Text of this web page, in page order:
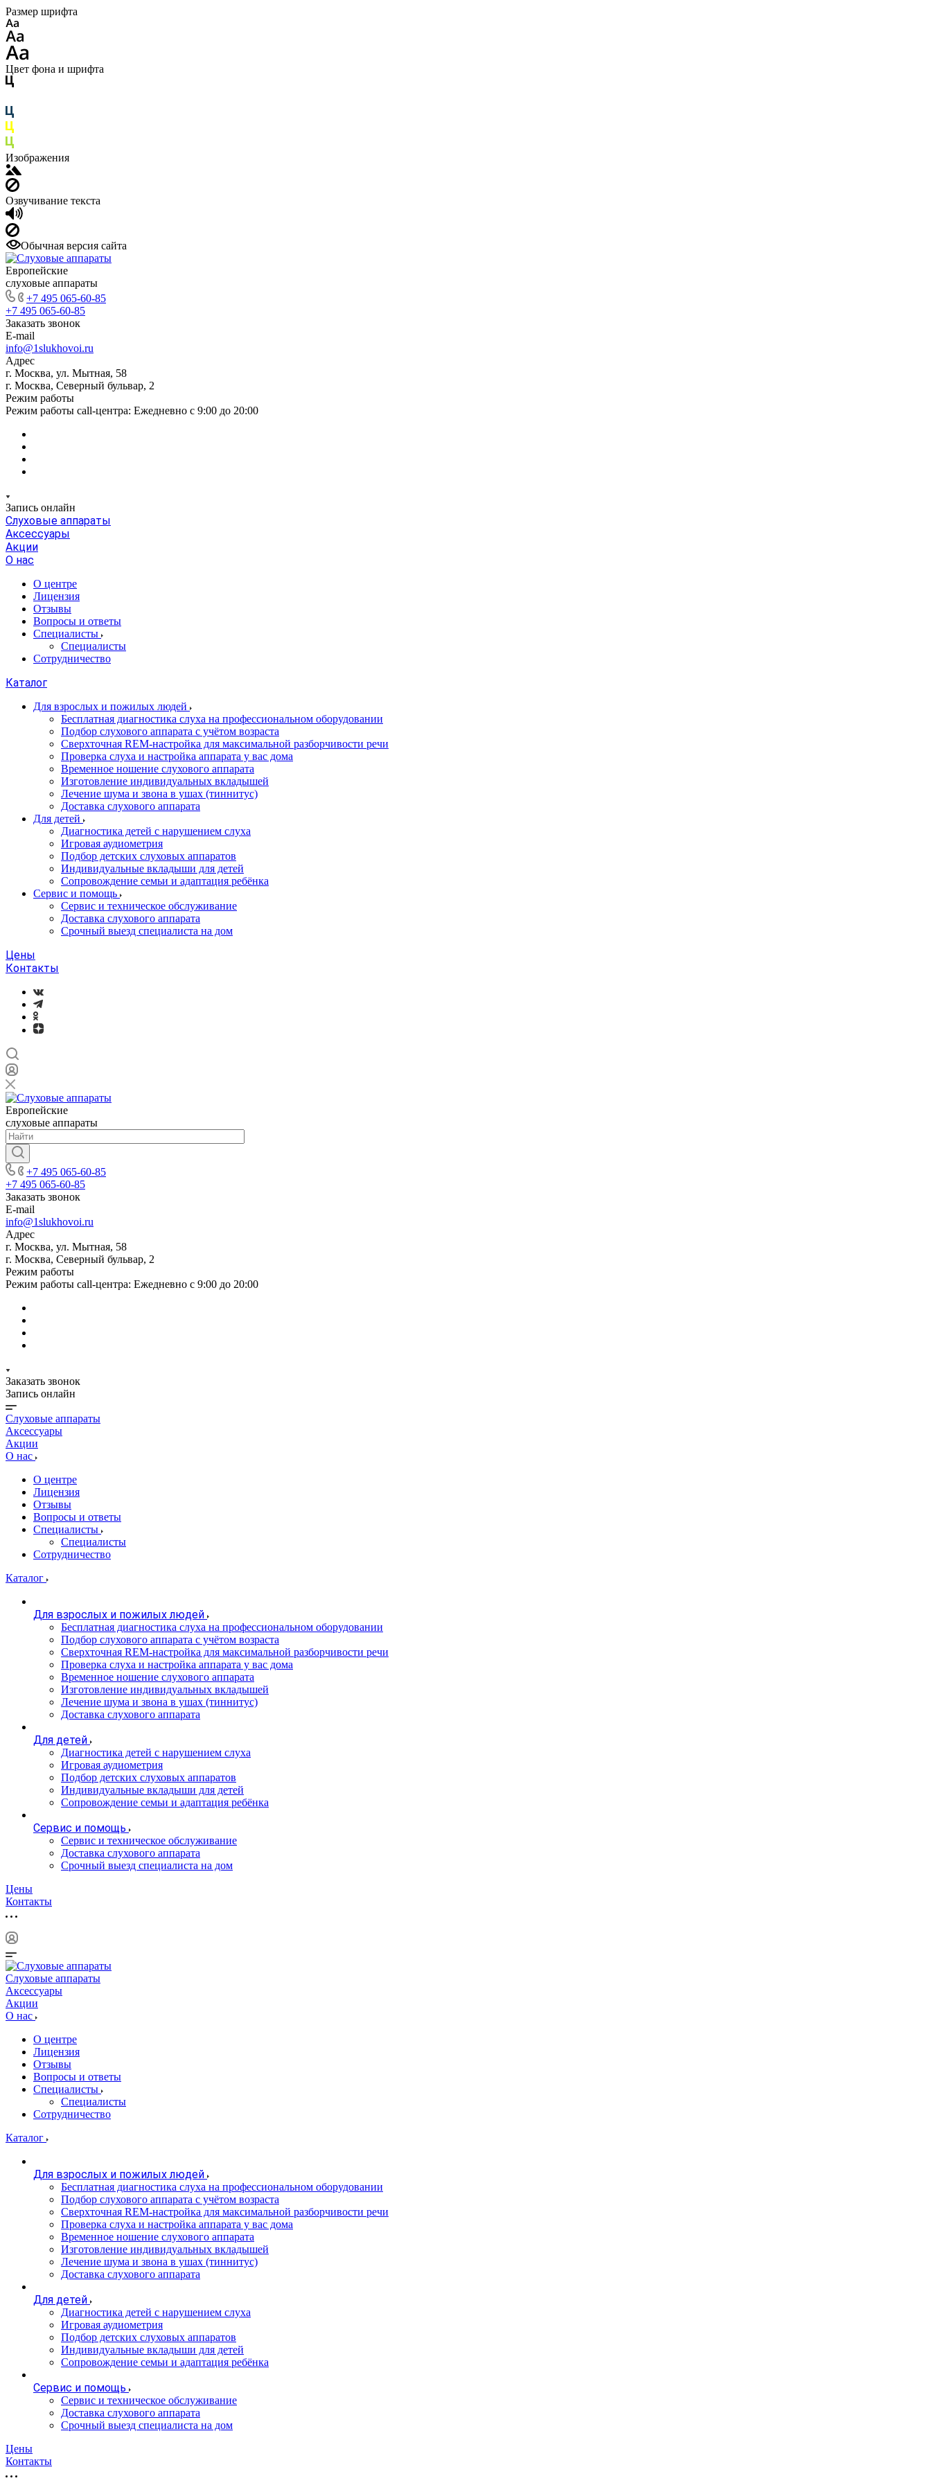
Размер шрифта
Цвет фона и шрифта
Изображения
Озвучивание текста
Обычная версия сайта
Европейские
слуховые аппараты
+7 495 065-60-85
+7 495 065-60-85
Заказать звонок
E-mail
info@1slukhovoi.ru
Адрес
г. Москва, ул. Мытная, 58
г. Москва, Северный бульвар, 2
Режим работы
Режим работы call-центра: Ежедневно с 9:00 до 20:00
Запись онлайн
Слуховые аппараты
Аксессуары
Акции
О нас
О центре
Лицензия
Отзывы
Вопросы и ответы
Специалисты
Специалисты
Сотрудничество
Каталог
Для взрослых и пожилых людей
Бесплатная диагностика слуха на профессиональном оборудовании
Подбор слухового аппарата с учётом возраста
Сверхточная REM-настройка для максимальной разборчивости речи
Проверка слуха и настройка аппарата у вас дома
Временное ношение слухового аппарата
Изготовление индивидуальных вкладышей
Лечение шума и звона в ушах (тиннитус)
Доставка слухового аппарата
Для детей
Диагностика детей с нарушением слуха
Игровая аудиометрия
Подбор детских слуховых аппаратов
Индивидуальные вкладыши для детей
Сопровождение семьи и адаптация ребёнка
Сервис и помощь
Сервис и техническое обслуживание
Доставка слухового аппарата
Срочный выезд специалиста на дом
Цены
Контакты
Европейские
слуховые аппараты
+7 495 065-60-85
+7 495 065-60-85
Заказать звонок
E-mail
info@1slukhovoi.ru
Адрес
г. Москва, ул. Мытная, 58
г. Москва, Северный бульвар, 2
Режим работы
Режим работы call-центра: Ежедневно с 9:00 до 20:00
Заказать звонок
Запись онлайн
Слуховые аппараты
Аксессуары
Акции
О нас
О центре
Лицензия
Отзывы
Вопросы и ответы
Специалисты
Специалисты
Сотрудничество
Каталог
Для взрослых и пожилых людей
Бесплатная диагностика слуха на профессиональном оборудовании
Подбор слухового аппарата с учётом возраста
Сверхточная REM-настройка для максимальной разборчивости речи
Проверка слуха и настройка аппарата у вас дома
Временное ношение слухового аппарата
Изготовление индивидуальных вкладышей
Лечение шума и звона в ушах (тиннитус)
Доставка слухового аппарата
Для детей
Диагностика детей с нарушением слуха
Игровая аудиометрия
Подбор детских слуховых аппаратов
Индивидуальные вкладыши для детей
Сопровождение семьи и адаптация ребёнка
Сервис и помощь
Сервис и техническое обслуживание
Доставка слухового аппарата
Срочный выезд специалиста на дом
Цены
Контакты
Слуховые аппараты
Аксессуары
Акции
О нас
О центре
Лицензия
Отзывы
Вопросы и ответы
Специалисты
Специалисты
Сотрудничество
Каталог
Для взрослых и пожилых людей
Бесплатная диагностика слуха на профессиональном оборудовании
Подбор слухового аппарата с учётом возраста
Сверхточная REM-настройка для максимальной разборчивости речи
Проверка слуха и настройка аппарата у вас дома
Временное ношение слухового аппарата
Изготовление индивидуальных вкладышей
Лечение шума и звона в ушах (тиннитус)
Доставка слухового аппарата
Для детей
Диагностика детей с нарушением слуха
Игровая аудиометрия
Подбор детских слуховых аппаратов
Индивидуальные вкладыши для детей
Сопровождение семьи и адаптация ребёнка
Сервис и помощь
Сервис и техническое обслуживание
Доставка слухового аппарата
Срочный выезд специалиста на дом
Цены
Контакты